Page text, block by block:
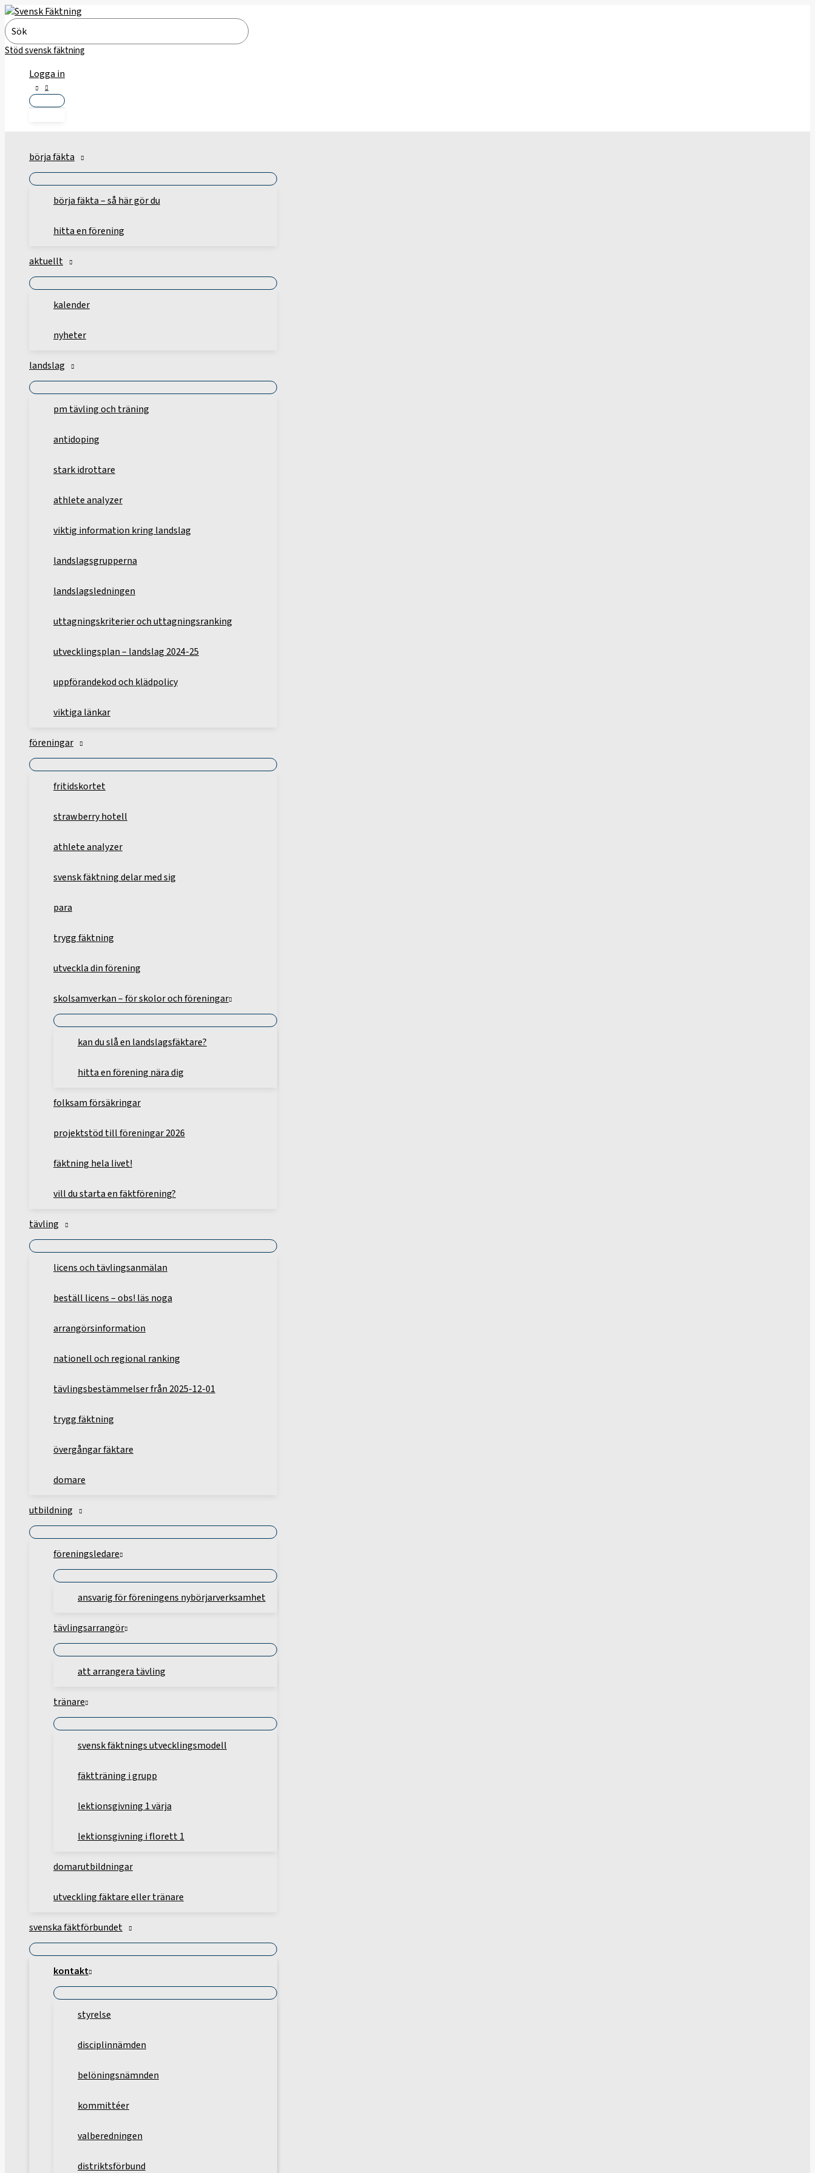
Hoppa
till
innehåll
Search
for:
Stöd svensk fäktning
Logga in
börja fäkta
börja fäkta – så här gör du
hitta en förening
aktuellt
kalender
nyheter
landslag
pm tävling och träning
antidoping
stark idrottare
athlete analyzer
viktig information kring landslag
landslagsgrupperna
landslagsledningen
uttagningskriterier och uttagningsranking
utvecklingsplan – landslag 2024-25
uppförandekod och klädpolicy
viktiga länkar
föreningar
fritidskortet
strawberry hotell
athlete analyzer
svensk fäktning delar med sig
para
trygg fäktning
utveckla din förening
skolsamverkan – för skolor och föreningar
kan du slå en landslagsfäktare?
hitta en förening nära dig
folksam försäkringar
projektstöd till föreningar 2026
fäktning hela livet!
vill du starta en fäktförening?
tävling
licens och tävlingsanmälan
beställ licens – obs! läs noga
arrangörsinformation
nationell och regional ranking
tävlingsbestämmelser från 2025-12-01
trygg fäktning
övergångar fäktare
domare
utbildning
föreningsledare
ansvarig för föreningens nybörjarverksamhet
tävlingsarrangör
att arrangera tävling
tränare
svensk fäktnings utvecklingsmodell
fäktträning i grupp
lektionsgivning 1 värja
lektionsgivning i florett 1
domarutbildningar
utveckling fäktare eller tränare
svenska fäktförbundet
kontakt
styrelse
disciplinnämden
belöningsnämnden
kommittéer
valberedningen
distriktsförbund